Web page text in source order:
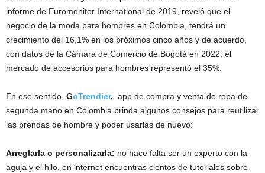
informe de Euromonitor International de 2019, reveló que el
negocio de la moda para hombres en Colombia, tendrá un
crecimiento del 16,1% en los próximos cinco años y de acuerdo,
con datos de la Cámara de Comercio de Bogotá en 2022, el
mercado de accesorios para hombres representó el 35%.
En ese sentido, GoTrendier, app de compra y venta de ropa de
segunda mano en Colombia brinda algunos consejos para reutilizar
las prendas de hombre y poder usarlas de nuevo:
Arreglarla o personalizarla: no hace falta ser un experto con la
aguja y el hilo, en internet encuentras cientos de tutoriales sobre